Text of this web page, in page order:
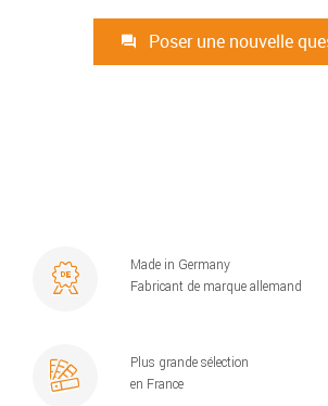
Poser une nouvelle
Made in Germany
Fabricant de marque allemand
Plus grande sélection
en France